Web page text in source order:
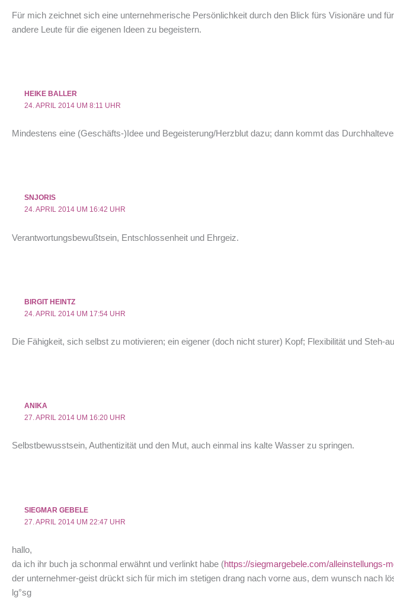
Für mich zeichnet sich eine unternehmerische Persönlichkeit durch den Blick fürs Visionäre und
andere Leute für die eigenen Ideen zu begeistern.
HEIKE BALLER
24. APRIL 2014 UM 8:11 UHR
Mindestens eine (Geschäfts-)Idee und Begeisterung/Herzblut dazu; dann kommt das
SNJORIS
24. APRIL 2014 UM 16:42 UHR
Verantwortungsbewußtsein, Entschlossenheit und Ehrgeiz.
BIRGIT HEINTZ
24. APRIL 2014 UM 17:54 UHR
Die Fähigkeit, sich selbst zu motivieren; ein eigener (doch nicht sturer) Kopf; Flexibilität und Steh-
ANIKA
27. APRIL 2014 UM 16:20 UHR
Selbstbewusstsein, Authentizität und den Mut, auch einmal ins kalte Wasser zu springen.
SIEGMAR GEBELE
27. APRIL 2014 UM 22:47 UHR
hallo,
da ich ihr buch ja schonmal erwähnt und verlinkt habe (https://siegmargebele.com/alleinstellungs-
der unternehmer-geist drückt sich für mich im stetigen drang nach vorne aus, dem wunsch nach
lg°sg